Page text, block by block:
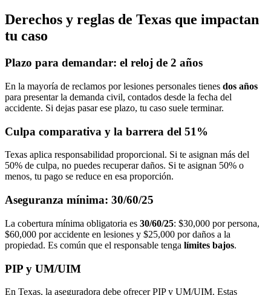
Derechos y reglas de Texas que impactan
tu caso
Plazo para demandar: el reloj de 2 años
En la mayoría de reclamos por lesiones personales tienes dos años
para presentar la demanda civil, contados desde la fecha del
accidente. Si dejas pasar ese plazo, tu caso suele terminar.
Culpa comparativa y la barrera del 51%
Texas aplica responsabilidad proporcional. Si te asignan más del
50% de culpa, no puedes recuperar daños. Si te asignan 50% o
menos, tu pago se reduce en esa proporción.
Aseguranza mínima: 30/60/25
La cobertura mínima obligatoria es 30/60/25: $30,000 por persona,
$60,000 por accidente en lesiones y $25,000 por daños a la
propiedad. Es común que el responsable tenga límites bajos.
PIP y UM/UIM
En Texas, la aseguradora debe ofrecer PIP y UM/UIM. Estas